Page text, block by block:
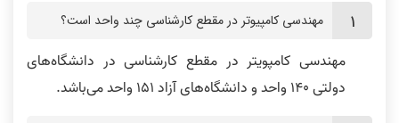
مهندسی کامپیوتر در مقطع کارشناسی چند واحد است؟
مهندسی کامپویتر در مقطع کارشناسی در دانشگاه‌های
دولتی 140 واحد و دانشگاه‌های آزاد 151 واحد می‌باشد.